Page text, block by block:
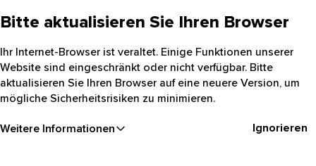
Bitte aktualisieren Sie Ihren Browser
Ihr Internet-Browser ist veraltet. Einige Funktionen unserer
Website sind eingeschränkt oder nicht verfügbar. Bitte
aktualisieren Sie Ihren Browser auf eine neuere Version, um
mögliche Sicherheitsrisiken zu minimieren.
Weitere Informationen Ignorieren